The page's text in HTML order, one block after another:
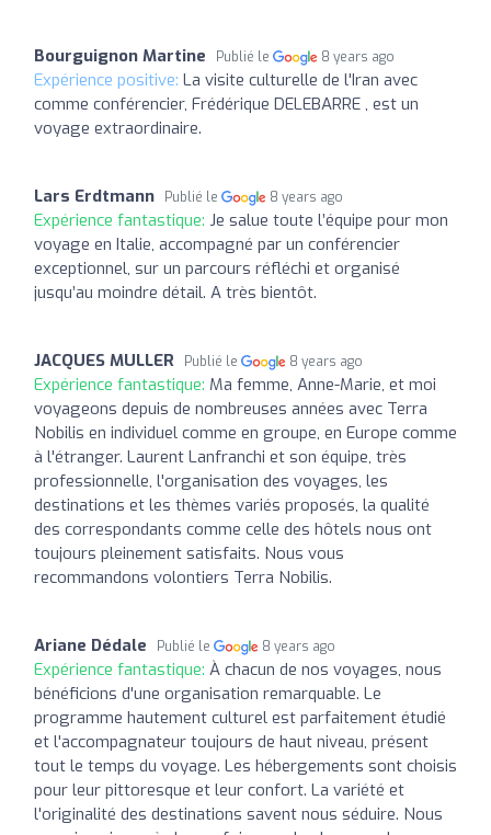
Bourguignon Martine Publié le 8 years ago
Expérience positive: La visite culturelle de l'Iran avec
comme conférencier, Frédérique DELEBARRE , est un
voyage extraordinaire.
Lars Erdtmann Publié le 8 years ago
Expérience fantastique: Je salue toute l’équipe pour mon
voyage en Italie, accompagné par un conférencier
exceptionnel, sur un parcours réfléchi et organisé
jusqu’au moindre détail. A très bientôt.
JACQUES MULLER Publié le 8 years ago
Expérience fantastique: Ma femme, Anne-Marie, et moi
voyageons depuis de nombreuses années avec Terra
Nobilis en individuel comme en groupe, en Europe comme
à l'étranger. Laurent Lanfranchi et son équipe, très
professionnelle, l'organisation des voyages, les
destinations et les thèmes variés proposés, la qualité
des correspondants comme celle des hôtels nous ont
toujours pleinement satisfaits. Nous vous
recommandons volontiers Terra Nobilis.
Ariane Dédale Publié le 8 years ago
Expérience fantastique: À chacun de nos voyages, nous
bénéficions d'une organisation remarquable. Le
programme hautement culturel est parfaitement étudié
et l'accompagnateur toujours de haut niveau, présent
tout le temps du voyage. Les hébergements sont choisis
pour leur pittoresque et leur confort. La variété et
l'originalité des destinations savent nous séduire. Nous